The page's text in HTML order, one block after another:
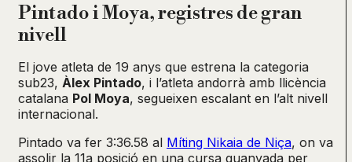
Pintado i Moya, registres de gran
nivell
El jove atleta de 19 anys que estrena la categoria
sub23, Àlex Pintado, i l’atleta andorrà amb llicència
catalana Pol Moya, segueixen escalant en l’alt nivell
internacional.
Pintado va fer 3:36.58 al Míting Nikaia de Niça, on va
assolir la 11a posició en una cursa guanyada per